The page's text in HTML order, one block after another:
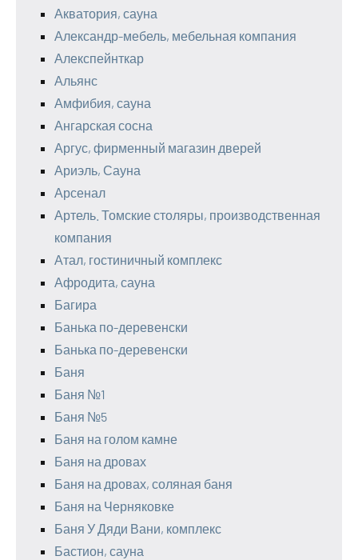
Акватория, сауна
Александр-мебель, мебельная компания
Алекспейнткар
Альянс
Амфибия, сауна
Ангарская сосна
Аргус, фирменный магазин дверей
Ариэль, Сауна
Арсенал
Артель. Томские столяры, производственная
компания
Атал, гостиничный комплекс
Афродита, сауна
Багира
Банька по-деревенски
Банька по-деревенски
Баня
Баня №1
Баня №5
Баня на голом камне
Баня на дровах
Баня на дровах, соляная баня
Баня на Черняковке
Баня У Дяди Вани, комплекс
Бастион, сауна